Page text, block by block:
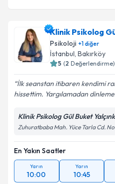
Klinik Psikolog
Psikoloji +1diğer
İstanbul, Bakırköy
5 (2 Değerlendirme)
İlk seanstan itibaren kendimi
hissettim. Yargılamadan
Klinik Psikolog Gül Buket
Zuhuratbaba Mah. Yüce Tarla Cd.
En Yakın Saatler
Yarın
10:00
Yarın
10:45